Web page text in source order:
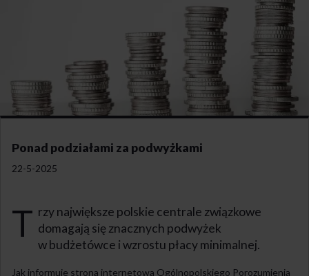
Ponad podziałami za podwyżkami
22-5-2025
T rzy największe polskie centrale związkowe
domagają się znacznych podwyżek
w budżetówce i wzrostu płacy minimalnej.
Jak informuje strona internetowa Ogólnopolskiego Porozumienia